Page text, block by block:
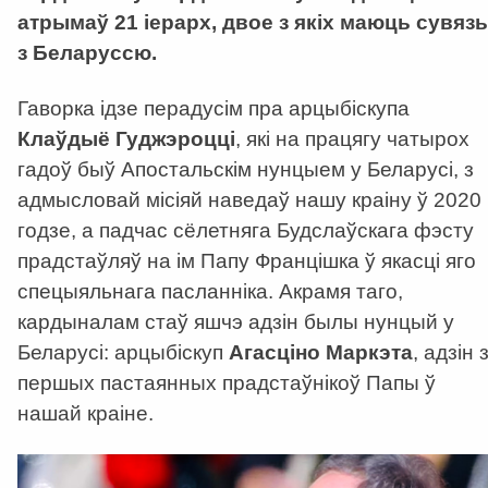
атрымаў 21 іерарх, двое з якіх маюць сувязь
з Беларуссю.
Гаворка ідзе перадусім пра арцыбіскупа
Клаўдыё Гуджэроцці, які на працягу чатырох
гадоў быў Апостальскім нунцыем у Беларусі, з
адмысловай місіяй наведаў нашу краіну ў 2020
годзе, а падчас сёлетняга Будслаўскага фэсту
прадстаўляў на ім Папу Францішка ў якасці яго
спецыяльнага пасланніка. Акрамя таго,
кардыналам стаў яшчэ адзін былы нунцый у
Беларусі: арцыбіскуп Агасціно Маркэта, адзін з
першых пастаянных прадстаўнікоў Папы ў
нашай краіне.